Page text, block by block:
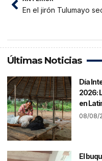
Últimas Noticias
Día
2026:
en
08/08/
El